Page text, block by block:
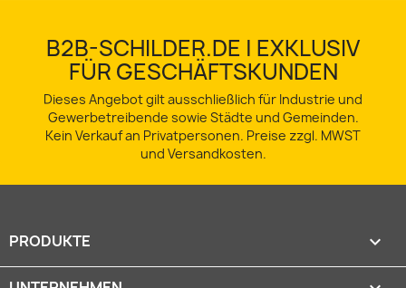
B2B-SCHILDER.DE | EXKLUSIV
FÜR GESCHÄFTSKUNDEN
Dieses Angebot gilt ausschließlich für Industrie und
Gewerbetreibende sowie Städte und Gemeinden.
Kein Verkauf an Privatpersonen. Preise zzgl. MWST
und Versandkosten.
PRODUKTE 